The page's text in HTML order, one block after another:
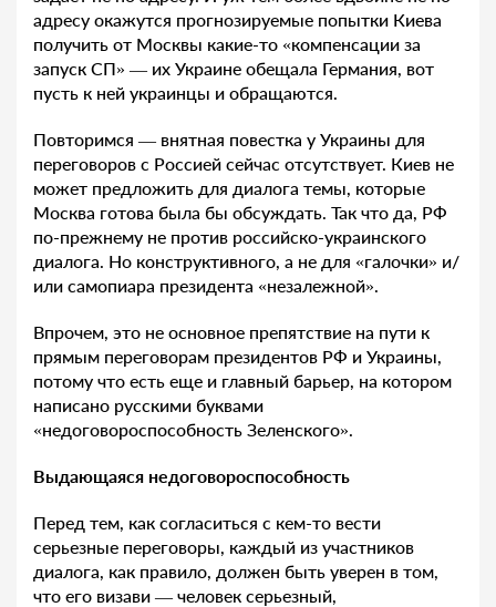
адресу окажутся прогнозируемые попытки Киева
получить от Москвы какие-то «компенсации за
запуск СП» — их Украине обещала Германия, вот
пусть к ней украинцы и обращаются.
Повторимся — внятная повестка у Украины для
переговоров с Россией сейчас отсутствует. Киев не
может предложить для диалога темы, которые
Москва готова была бы обсуждать. Так что да, РФ
по-прежнему не против российско-украинского
диалога. Но конструктивного, а не для «галочки» и/
или самопиара президента «незалежной».
Впрочем, это не основное препятствие на пути к
прямым переговорам президентов РФ и Украины,
потому что есть еще и главный барьер, на котором
написано русскими буквами
«недоговороспособность Зеленского».
Выдающаяся недоговороспособность
Перед тем, как согласиться с кем-то вести
серьезные переговоры, каждый из участников
диалога, как правило, должен быть уверен в том,
что его визави — человек серьезный,